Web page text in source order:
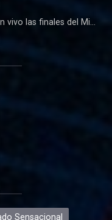
las finales del Mi...
Sensacional